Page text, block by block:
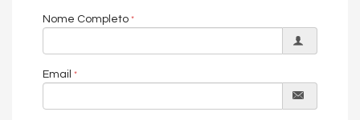
Lazer e Comodidades de Alto Padrão
O empreendimento conta com uma área de lazer que
impressiona pela variedade e sofisticação:
Academia
Nome Completo
Email